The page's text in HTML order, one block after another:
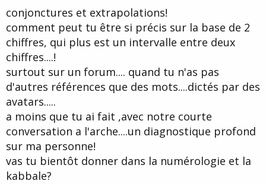
ca veut dire beaucoup de force interne mais aussi beaucoup de
tension interne...tu te combat toi-même on pourrait dire..accepte le
passé et poubelle...
conjonctures et extrapolations!
comment peut tu être si précis sur la base de 2
chiffres, qui plus est un intervalle entre deux
chiffres....!
surtout sur un forum.... quand tu n'as pas
d'autres références que des mots....dictés par des
avatars.....
a moins que tu ai fait ,avec notre courte
conversation a l'arche....un diagnostique profond
sur ma personne!
vas tu bientôt donner dans la numérologie et la
kabbale?